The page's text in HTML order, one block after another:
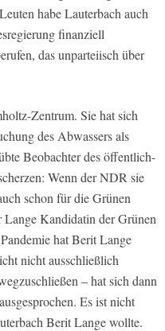
habe Lauterbach auch
finanziell
das unparteiisch über
Zentrum. Sie hat sich
des Abwassers als
Beobachter des öffentlich-
Wenn der NDR sie
schon für die Grünen
Kandidatin der Grünen
hat Berit Lange
nicht ausschließlich
– hat sich dann
Es ist nicht
Berit Lange wollte.